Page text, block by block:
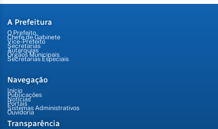
A Prefeitura
O Prefeito
Chefe de Gabinete
Vice-Prefeito
Secretarias
Autarquias
Órgãos Municipais
Secretarias Especiais
Navegação
Início
Publicações
Notícias
Portais
Sistemas Administrativos
Ouvidoria
Transparência